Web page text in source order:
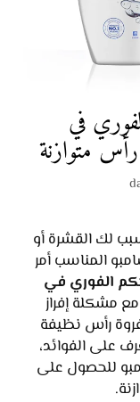
في
متوازنة
لك القشرة أو
المناسب أمر
الفوري في
مشكلة إفراز
رأس نظيفة
على الفوائد،
للحصول على